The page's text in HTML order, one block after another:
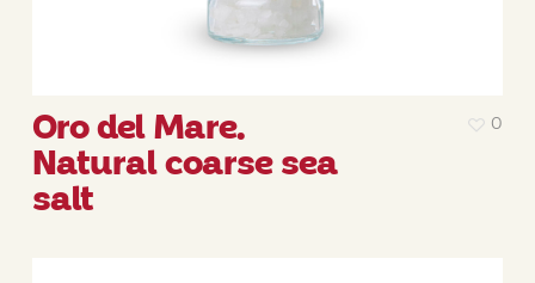
Oro del Mare.
Natural coarse sea
salt
0